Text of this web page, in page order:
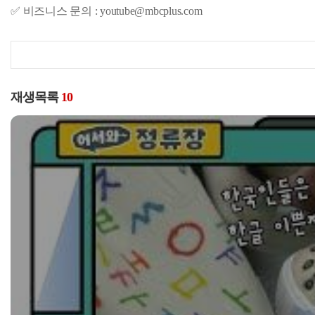
✅ 비즈니스 문의 : youtube@mbcplus.com
재생목록 10